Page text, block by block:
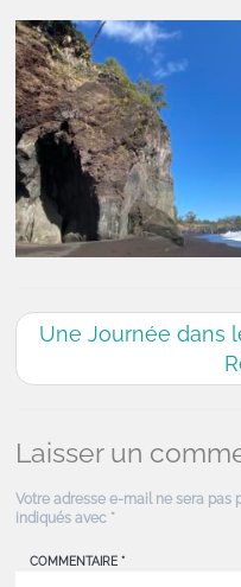
Une Journée dans
Laisser un
Votre adresse e-mail ne sera pas
indiqués avec *
COMMENTAIRE *